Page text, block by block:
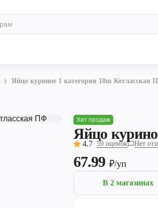
Яйцо куриное 1 категория 10ш Котласская
Хит продаж
Яйцо
4.7 59 оценок Нет
67.99 ₽/уп
В 2 магазинах